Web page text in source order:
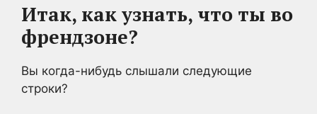
Итак, как узнать, что ты во
френдзоне?
Вы когда-нибудь слышали следующие
строки?